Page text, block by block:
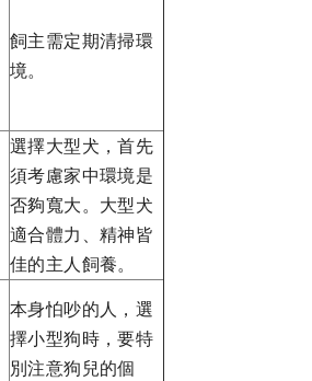
飼主需定期清掃環
境。
選擇大型犬，首先
須考慮家中環境是
否夠寬大。大型犬
適合體力、精神皆
佳的主人飼養。
本身怕吵的人，選
擇小型狗時，要特
別注意狗兒的個